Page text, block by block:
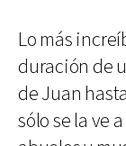
Lo más
duración de
de Juan
sólo se la ve